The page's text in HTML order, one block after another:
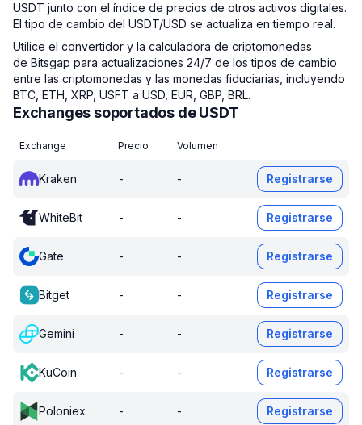
USDT junto con el índice de precios de otros activos digitales.
El tipo de cambio del USDT/USD se actualiza en tiempo real.
Utilice el convertidor y la calculadora de criptomonedas
de Bitsgap para actualizaciones 24/7 de los tipos de cambio
entre las criptomonedas y las monedas fiduciarias, incluyendo
BTC, ETH, XRP, USFT a USD, EUR, GBP, BRL.
Exchanges soportados de USDT
Exchange Precio Volumen
Kraken - - Registrarse
WhiteBit - - Registrarse
Gate - - Registrarse
Bitget - - Registrarse
Gemini - - Registrarse
KuCoin - - Registrarse
Poloniex - - Registrarse